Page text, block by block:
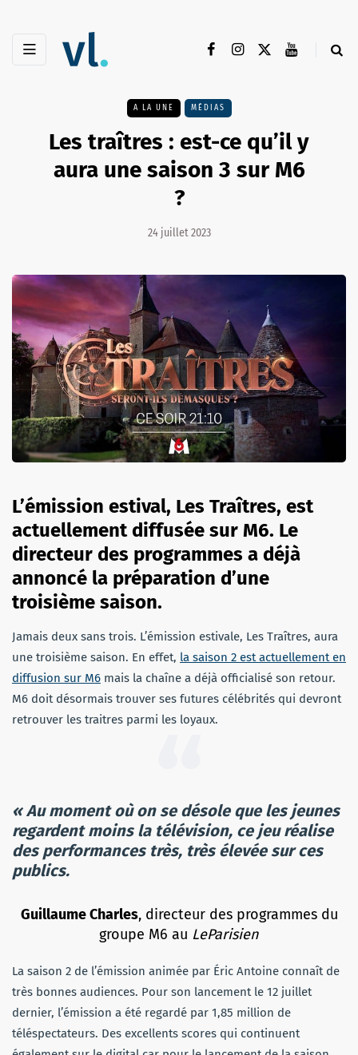
A LA UNE MÉDIAS
Les traîtres : est-ce qu’il y
aura une saison 3 sur M6
?
24 juillet 2023
L’émission estival, Les Traîtres, est
actuellement diffusée sur M6. Le
directeur des programmes a déjà
annoncé la préparation d’une
troisième saison.
Jamais deux sans trois. L’émission estivale, Les Traîtres, aura
une troisième saison. En effet, la saison 2 est actuellement en
diffusion sur M6 mais la chaîne a déjà officialisé son retour.
M6 doit désormais trouver ses futures célébrités qui devront
retrouver les traitres parmi les loyaux.
« Au moment où on se désole que les jeunes
regardent moins la télévision, ce jeu réalise
des performances très, très élevée sur ces
publics.
Guillaume Charles, directeur des programmes du
groupe M6 au LeParisien
La saison 2 de l’émission animée par Éric Antoine connaît de
très bonnes audiences. Pour son lancement le 12 juillet
dernier, l’émission a été regardé par 1,85 million de
téléspectateurs. Des excellents scores qui continuent